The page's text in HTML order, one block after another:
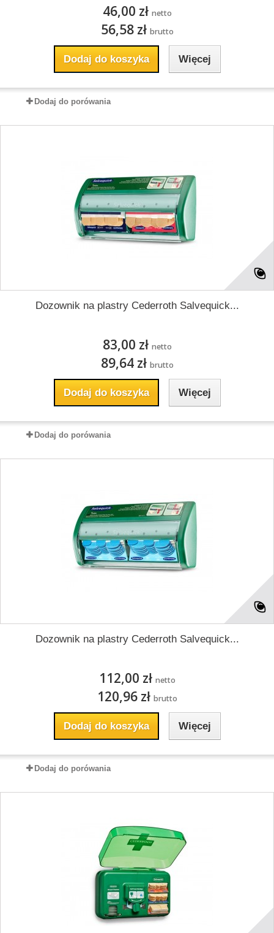
46,00 zł netto
56,58 zł brutto
Dodaj do koszyka Więcej
Dodaj do porówania
Dozownik na plastry Cederroth Salvequick...
83,00 zł netto
89,64 zł brutto
Dodaj do koszyka Więcej
Dodaj do porówania
Dozownik na plastry Cederroth Salvequick...
112,00 zł netto
120,96 zł brutto
Dodaj do koszyka Więcej
Dodaj do porówania